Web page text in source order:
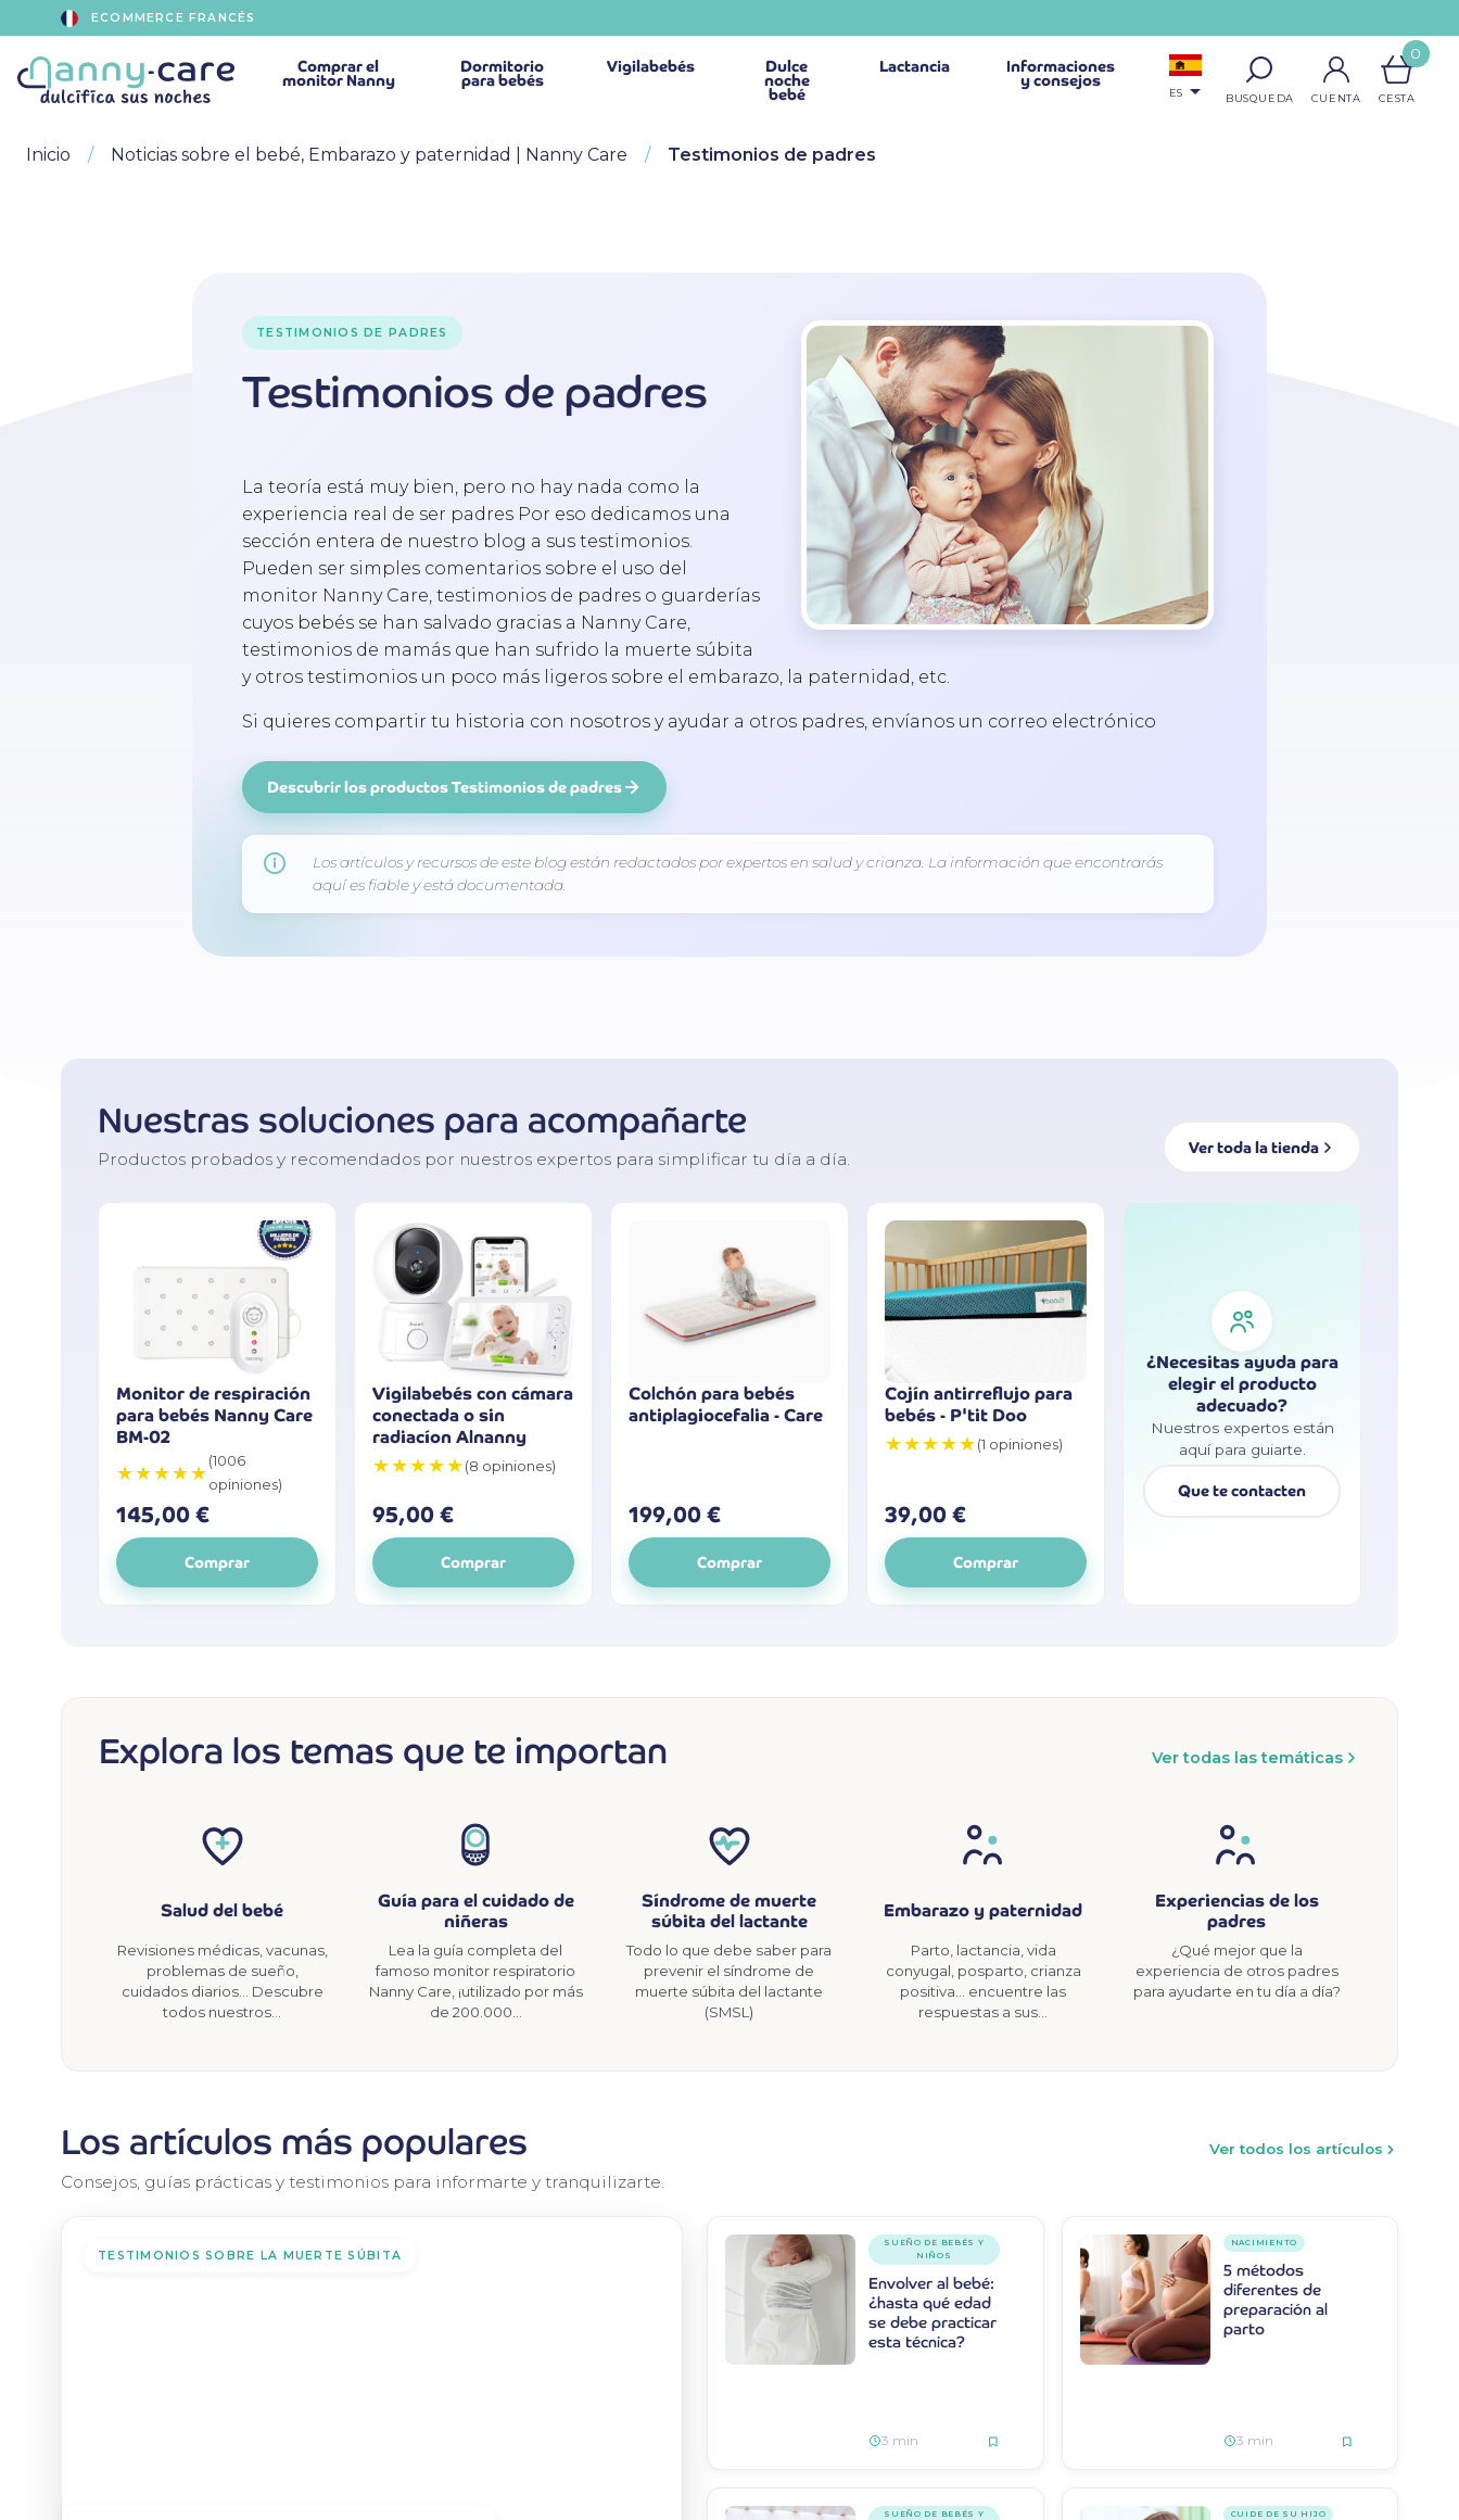
ECOMMERCE FRANCÉS
Comprarel
monitor Nanny
Dormitorio
para bebés
Vigilabebés Dulce
noche
bebé
Lactancia Informaciones
y consejos
ES
0
Inicio Noticias sobre el bebé, Embarazo y paternidad | Nanny Care Testimonios de padres
TESTIMONIOS DE PADRES
Testimonios de padres
La teoría está muy bien, pero no hay nada como la
experiencia real de ser padres Por eso dedicamos una
sección entera de nuestro blog a sus testimonios.
Pueden ser simples comentarios sobre el uso del
monitor Nanny Care, testimonios de padres o guarderías
cuyos bebés se han salvado gracias a Nanny Care,
testimonios de mamás que han sufrido la muerte súbita
y otros testimonios un poco más ligeros sobre el embarazo, la paternidad, etc.
Si quieres compartir tu historia con nosotros y ayudar a otros padres, envíanos un correo electrónico
Descubrir los productos Testimonios de padres
Los artículos y recursos de este blog están redactados por expertos en salud y crianza. La información que encontrarás
aquí es fiable y está documentada.
Nuestras soluciones para acompañarte
Productos probados y recomendados por nuestros expertos para simplificar tu día a día.
Ver toda la tienda
Monitor de respiración
para bebés Nanny Care
BM-02
★★★★★(1006
opiniones)
145,00 €
Comprar
Vigilabebés con cámara
conectada o sin
radiacíon Alnanny
★★★★★(8 opiniones)
95,00 €
Comprar
Colchón para bebés
antiplagiocefalia - Care
199,00 €
Comprar
Cojín antirreflujo para
bebés - P'tit Doo
★★★★★(1 opiniones)
39,00 €
Comprar
¿Necesitas ayuda para
elegir el producto
adecuado?
Nuestros expertos están
aquí para guiarte.
Que te contacten
Explora los temas que te importan Ver todas las temáticas
Salud del bebé
Revisiones médicas, vacunas,
problemas de sueño,
cuidados diarios... Descubre
todos nuestros…
Guía para el cuidado de
niñeras
Lea la guía completa del
famoso monitor respiratorio
Nanny Care, ¡utilizado por más
de 200.000…
Síndrome de muerte
súbita del lactante
Todo lo que debe saber para
prevenir el síndrome de
muerte súbita del lactante
(SMSL)
Embarazo y paternidad
Parto, lactancia, vida
conyugal, posparto, crianza
positiva... encuentre las
respuestas a sus…
Experiencias de los
padres
¿Qué mejor que la
experiencia de otros padres
para ayudarte en tu día a día?
Los artículos más populares
Consejos, guías prácticas y testimonios para informarte y tranquilizarte.
Ver todos los artículos
TESTIMONIOS SOBRE LA MUERTE SÚBITA
SUEÑO DE BEBÉS Y
NIÑOS
Envolver al bebé:
¿hasta qué edad
se debe practicar
esta técnica?
3 min
NACIMIENTO
5 métodos
diferentes de
preparación al
parto
3 min
SUEÑO DE BEBÉS Y
CUIDE DE SU HIJO